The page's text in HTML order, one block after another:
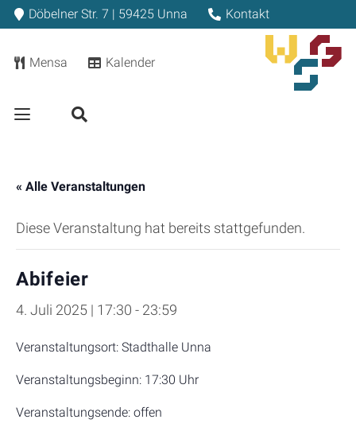
Döbelner Str. 7 | 59425 Unna Kontakt
Mensa Kalender
« Alle Veranstaltungen
Diese Veranstaltung hat bereits stattgefunden.
Abifeier
4. Juli 2025 | 17:30 - 23:59
Veranstaltungsort: Stadthalle Unna
Veranstaltungsbeginn: 17:30 Uhr
Veranstaltungsende: offen